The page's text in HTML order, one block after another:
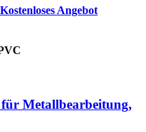
Kostenloses Angebot
Metallbearbeitung,